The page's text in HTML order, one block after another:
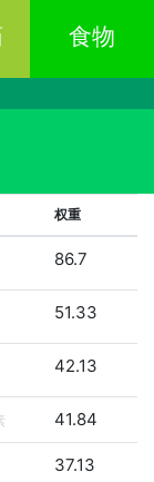
食物
权重
86.7
51.33
42.13
41.84
37.13